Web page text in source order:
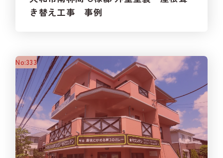
き替え工事 事例
No:333